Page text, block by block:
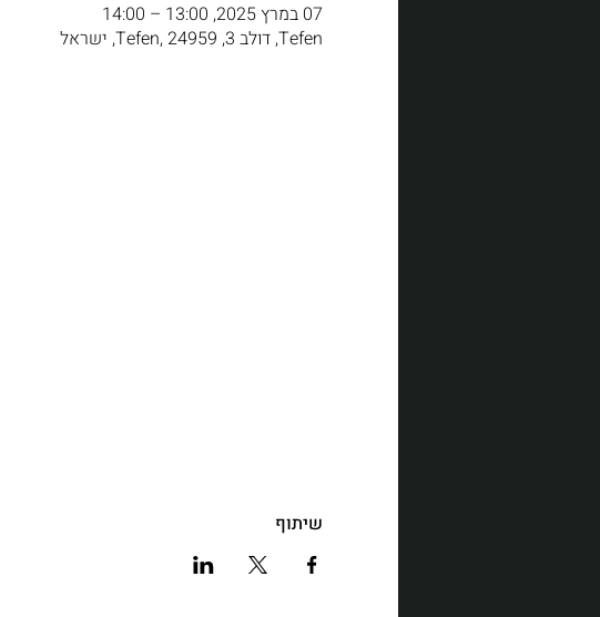
07 במרץ 2025, 13:00 – 14:00
Tefen, דולב 3, Tefen, 24959, ישראל
שיתוף